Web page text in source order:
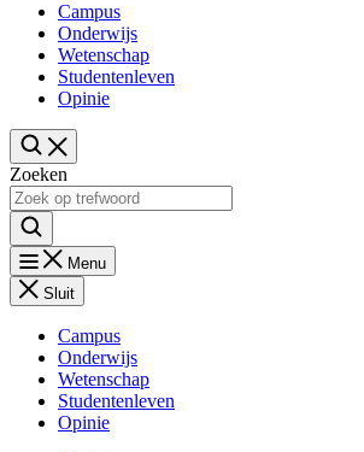
Campus
Onderwijs
Wetenschap
Studentenleven
Opinie
Zoeken
Menu
Sluit
Campus
Onderwijs
Wetenschap
Studentenleven
Opinie